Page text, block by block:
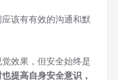
该有有效的沟通和默
效果，但安全始终是
提高自身安全意识，